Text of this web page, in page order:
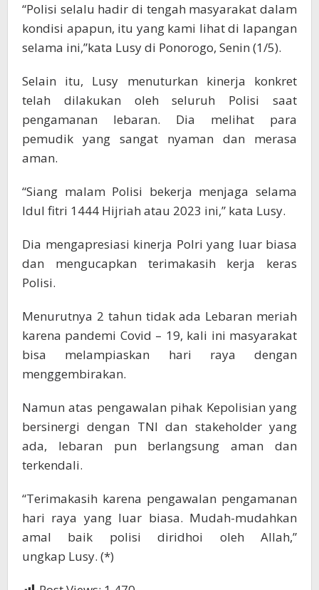
“Polisi selalu hadir di tengah masyarakat dalam
kondisi apapun, itu yang kami lihat di lapangan
selama ini,”kata Lusy di Ponorogo, Senin (1/5).
Selain itu, Lusy menuturkan kinerja konkret
telah dilakukan oleh seluruh Polisi saat
pengamanan lebaran. Dia melihat para
pemudik yang sangat nyaman dan merasa
aman.
“Siang malam Polisi bekerja menjaga selama
Idul fitri 1444 Hijriah atau 2023 ini,” kata Lusy.
Dia mengapresiasi kinerja Polri yang luar biasa
dan mengucapkan terimakasih kerja keras
Polisi.
Menurutnya 2 tahun tidak ada Lebaran meriah
karena pandemi Covid – 19, kali ini masyarakat
bisa melampiaskan hari raya dengan
menggembirakan.
Namun atas pengawalan pihak Kepolisian yang
bersinergi dengan TNI dan stakeholder yang
ada, lebaran pun berlangsung aman dan
terkendali.
“Terimakasih karena pengawalan pengamanan
hari raya yang luar biasa. Mudah-mudahkan
amal baik polisi diridhoi oleh Allah,”
ungkap Lusy. (*)